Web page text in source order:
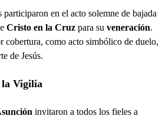
en el acto solemne de bajada
Cristo en la Cruz para su veneración.
cobertura, como acto simbólico de duelo,
de Jesús.
Vigilia
invitaron a todos los fieles a